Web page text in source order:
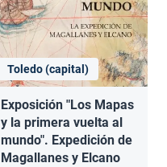
Toledo (capital)
Exposición "Los Mapas
y la primera vuelta al
mundo". Expedición de
Magallanes y Elcano